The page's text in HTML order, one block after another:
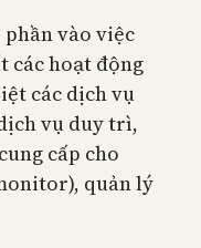
vào việc
các hoạt động
các dịch vụ
vụ duy trì,
cấp cho
quản lý